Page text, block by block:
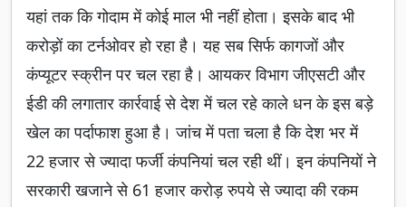
यहां तक कि गोदाम में कोई माल भी नहीं होता। इसके बाद भी
करोड़ों का टर्नओवर हो रहा है। यह सब सिर्फ कागजों और
कंप्यूटर स्क्रीन पर चल रहा है। आयकर विभाग जीएसटी और
ईडी की लगातार कार्रवाई से देश में चल रहे काले धन के इस बड़े
खेल का पर्दाफाश हुआ है। जांच में पता चला है कि देश भर में
22 हजार से ज्यादा फर्जी कंपनियां चल रही थीं। इन कंपनियों ने
सरकारी खजाने से 61 हजार करोड़ रुपये से ज्यादा की रकम